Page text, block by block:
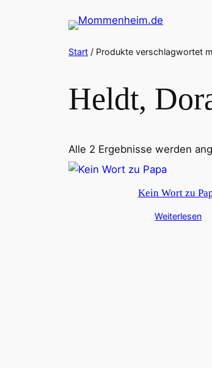
Start / Produkte verschlagwortet
Heldt,
Alle 2 Ergebnisse werden
Kein Wort zu
Weiterlesen